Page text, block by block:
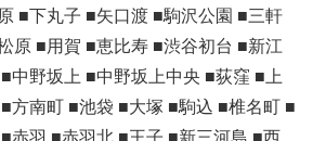
■下丸子 ■矢口渡 ■駒沢公園 ■三軒
原 ■用賀 ■恵比寿 ■渋谷初台 ■新江
中野坂上 ■中野坂上中央 ■荻窪 ■上
方南町 ■池袋 ■大塚 ■駒込 ■椎名町 ■